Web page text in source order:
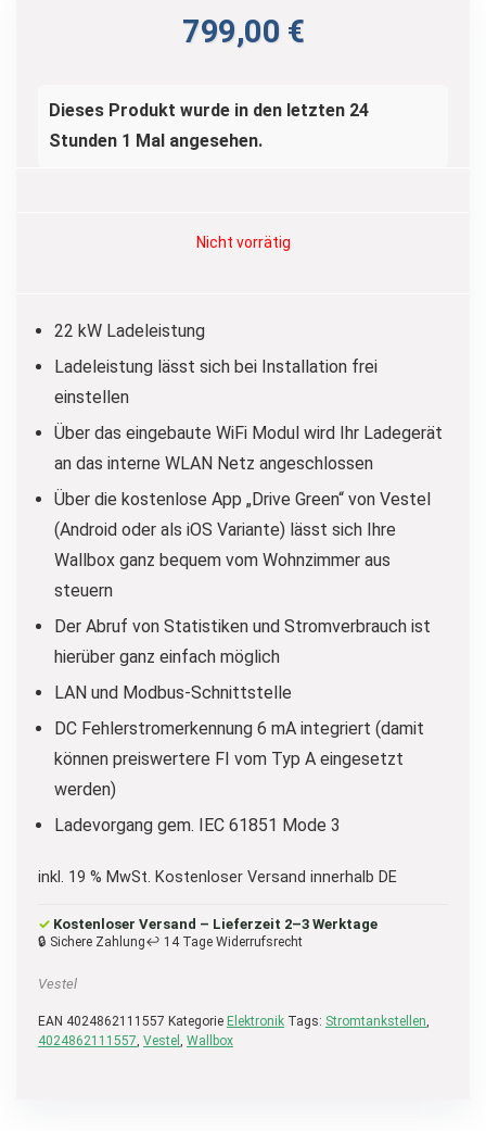
799,00 €
Dieses Produkt wurde in den letzten 24
Stunden 1 Mal angesehen.
Nicht vorrätig
22 kW Ladeleistung
Ladeleistung lässt sich bei Installation frei
einstellen
Über das eingebaute WiFi Modul wird Ihr Ladegerät
an das interne WLAN Netz angeschlossen
Über die kostenlose App „Drive Green“ von Vestel
(Android oder als iOS Variante) lässt sich Ihre
Wallbox ganz bequem vom Wohnzimmer aus
steuern
Der Abruf von Statistiken und Stromverbrauch ist
hierüber ganz einfach möglich
LAN und Modbus-Schnittstelle
DC Fehlerstromerkennung 6 mA integriert (damit
können preiswertere FI vom Typ A eingesetzt
werden)
Ladevorgang gem. IEC 61851 Mode 3
inkl. 19 % MwSt. Kostenloser Versand innerhalb DE
✓ Kostenloser Versand – Lieferzeit 2–3 Werktage
🔒 Sichere Zahlung↩ 14 Tage Widerrufsrecht
Vestel
EAN 4024862111557 Kategorie Elektronik Tags: Stromtankstellen,
4024862111557, Vestel , Wallbox